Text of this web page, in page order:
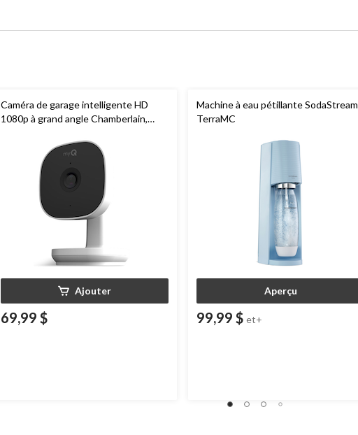
Caméra de garage intelligente HD
1080p à grand angle Chamberlain,
intempéries
Ajouter
69,99 $
Machine à eau pétillante SodaStream
TerraMC
Aperçu
99,99 $ et+